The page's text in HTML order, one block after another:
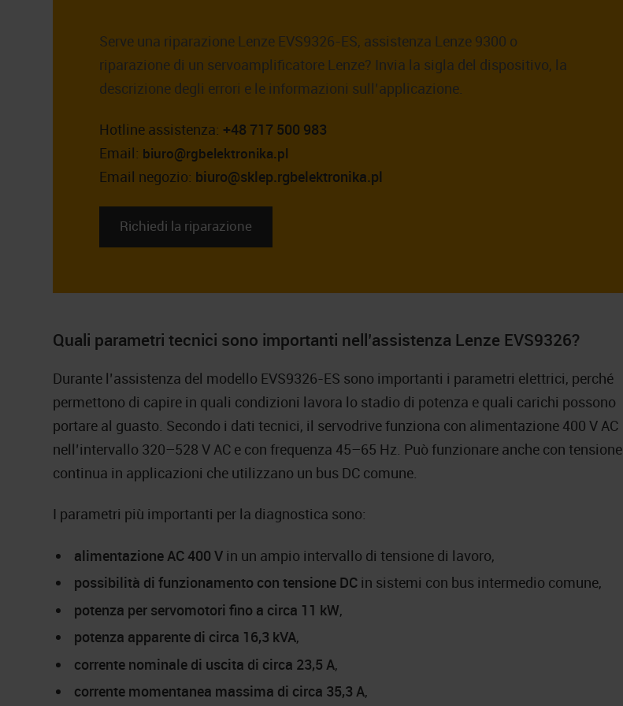
Serve una riparazione Lenze EVS9326-ES, assistenza Lenze 9300 o
riparazione di un servoamplificatore Lenze? Invia la sigla del dispositivo, la
descrizione degli errori e le informazioni sull’applicazione.
Hotline assistenza: +48 717 500 983
Email: biuro@rgbelektronika.pl
Email negozio: biuro@sklep.rgbelektronika.pl
Richiedi la riparazione
Quali parametri tecnici sono importanti nell’assistenza Lenze EVS9326?
Durante l’assistenza del modello EVS9326-ES sono importanti i parametri elettrici, perché
permettono di capire in quali condizioni lavora lo stadio di potenza e quali carichi possono
portare al guasto. Secondo i dati tecnici, il servodrive funziona con alimentazione 400 V AC
nell’intervallo 320–528 V AC e con frequenza 45–65 Hz. Può funzionare anche con tensione
continua in applicazioni che utilizzano un bus DC comune.
I parametri più importanti per la diagnostica sono:
alimentazione AC 400 V in un ampio intervallo di tensione di lavoro,
possibilità di funzionamento con tensione DC in sistemi con bus intermedio comune,
potenza per servomotori fino a circa 11 kW,
potenza apparente di circa 16,3 kVA,
corrente nominale di uscita di circa 23,5 A,
corrente momentanea massima di circa 35,3 A,